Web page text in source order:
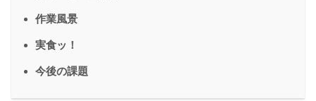
作業風景
実食ッ！
今後の課題